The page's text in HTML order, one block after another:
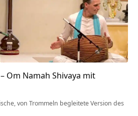
Om Namah Shivaya mit
von Trommeln begleitete Version des